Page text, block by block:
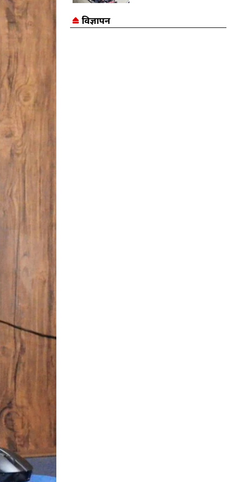
विज्ञापन